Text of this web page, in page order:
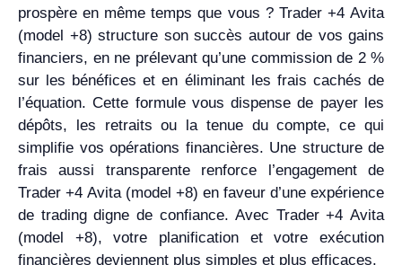
prospère en même temps que vous ? Trader +4 Avita
(model +8) structure son succès autour de vos gains
financiers, en ne prélevant qu’une commission de 2 %
sur les bénéfices et en éliminant les frais cachés de
l’équation. Cette formule vous dispense de payer les
dépôts, les retraits ou la tenue du compte, ce qui
simplifie vos opérations financières. Une structure de
frais aussi transparente renforce l’engagement de
Trader +4 Avita (model +8) en faveur d’une expérience
de trading digne de confiance. Avec Trader +4 Avita
(model +8), votre planification et votre exécution
financières deviennent plus simples et plus efficaces.